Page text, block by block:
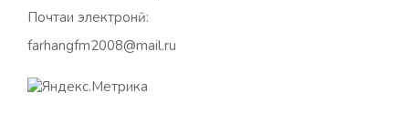
Почтаи электронӣ:
farhangfm2008@mail.ru